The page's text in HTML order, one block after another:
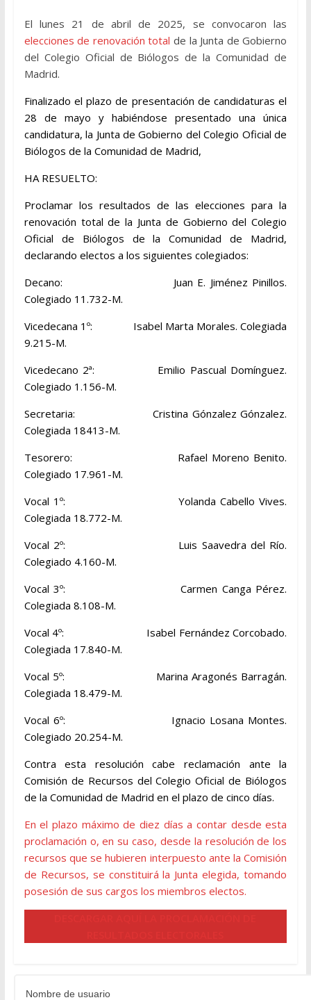
El lunes 21 de abril de 2025, se convocaron las
elecciones de renovación total de la Junta de Gobierno
del Colegio Oficial de Biólogos de la Comunidad de
Madrid.
Finalizado el plazo de presentación de candidaturas el
28 de mayo y habiéndose presentado una única
candidatura, la Junta de Gobierno del Colegio Oficial de
Biólogos de la Comunidad de Madrid,
HA RESUELTO:
Proclamar los resultados de las elecciones para la
renovación total de la Junta de Gobierno del Colegio
Oficial de Biólogos de la Comunidad de Madrid,
declarando electos a los siguientes colegiados:
Decano: Juan E. Jiménez Pinillos.
Colegiado 11.732-M.
Vicedecana 1º: Isabel Marta Morales. Colegiada
9.215-M.
Vicedecano 2ª: Emilio Pascual Domínguez.
Colegiado 1.156-M.
Secretaria: Cristina Gónzalez Gónzalez.
Colegiada 18413-M.
Tesorero: Rafael Moreno Benito.
Colegiado 17.961-M.
Vocal 1º: Yolanda Cabello Vives.
Colegiada 18.772-M.
Vocal 2º: Luis Saavedra del Río.
Colegiado 4.160-M.
Vocal 3º: Carmen Canga Pérez.
Colegiada 8.108-M.
Vocal 4º: Isabel Fernández Corcobado.
Colegiada 17.840-M.
Vocal 5º: Marina Aragonés Barragán.
Colegiada 18.479-M.
Vocal 6º: Ignacio Losana Montes.
Colegiado 20.254-M.
Contra esta resolución cabe reclamación ante la
Comisión de Recursos del Colegio Oficial de Biólogos
de la Comunidad de Madrid en el plazo de cinco días.
En el plazo máximo de diez días a contar desde esta
proclamación o, en su caso, desde la resolución de los
recursos que se hubieren interpuesto ante la Comisión
de Recursos, se constituirá la Junta elegida, tomando
posesión de sus cargos los miembros electos.
Nombre de usuario